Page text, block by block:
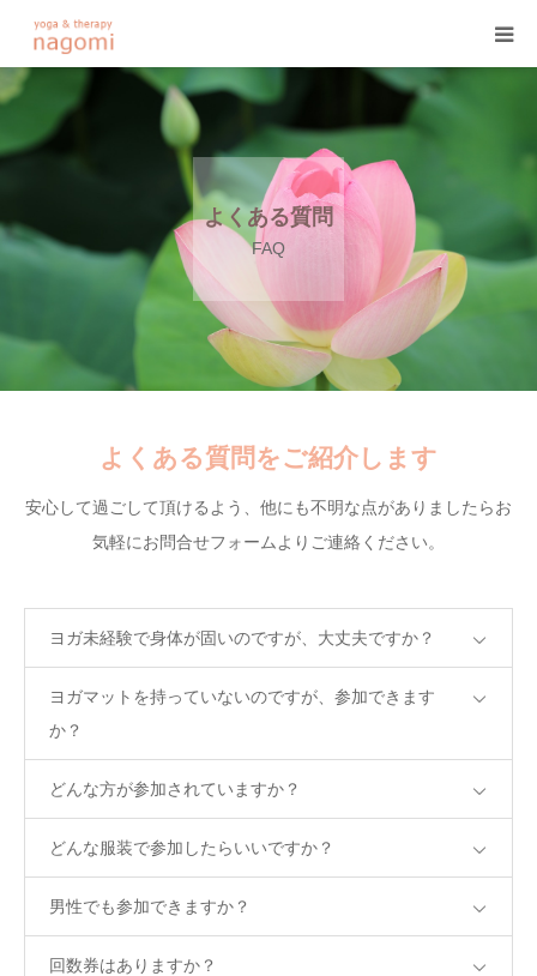
よくある質問
FAQ
よくある質問をご紹介します
安心して過ごして頂けるよう、他にも不明な点がありましたらお
気軽にお問合せフォームよりご連絡ください。
ヨガ未経験で身体が固いのですが、大丈夫ですか？
ヨガマットを持っていないのですが、参加できます
か？
どんな方が参加されていますか？
どんな服装で参加したらいいですか？
男性でも参加できますか？
回数券はありますか？
HOME
アーユルヴェーダ
プログラム&料金
ご予約